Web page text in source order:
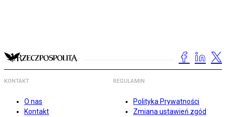
KONTAKT
O nas
Kontakt
REGULAMIN
Polityka Prywatności
Zmiana ustawień zgód